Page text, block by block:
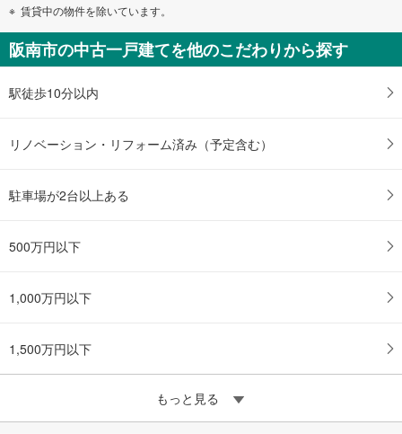
賃貸中の物件を除いています。
阪南市の中古一戸建てを他のこだわりから探す
駅徒歩10分以内
リノベーション・リフォーム済み（予定含む）
駐車場が2台以上ある
500万円以下
1,000万円以下
1,500万円以下
もっと見る